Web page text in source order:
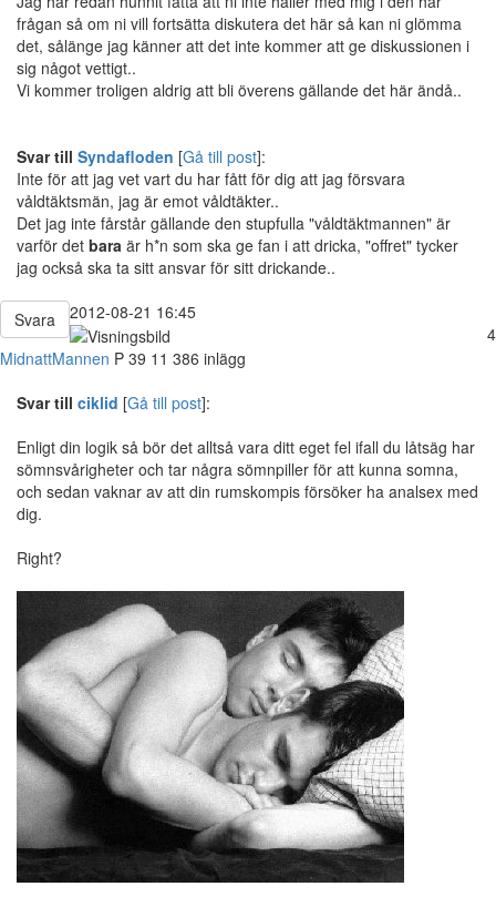
frågan så om ni vill fortsätta diskutera det här så kan ni glömma
det, sålänge jag känner att det inte kommer att ge diskussionen i
sig något vettigt..
Vi kommer troligen aldrig att bli överens gällande det här ändå..
Svar till Syndafloden [Gå till post]:
Inte för att jag vet vart du har fått för dig att jag försvara
våldtäktsmän, jag är emot våldtäkter..
Det jag inte fårstår gällande den stupfulla "våldtäktmannen" är
varför det bara är h*n som ska ge fan i att dricka, "offret" tycker
jag också ska ta sitt ansvar för sitt drickande..
Svara
2012-08-21 16:45
4
MidnattMannen P 39 11 386 inlägg
Svar till ciklid [Gå till post]:
Enligt din logik så bör det alltså vara ditt eget fel ifall du låtsäg har
sömnsvårigheter och tar några sömnpiller för att kunna somna,
och sedan vaknar av att din rumskompis försöker ha analsex med
dig.
Right?